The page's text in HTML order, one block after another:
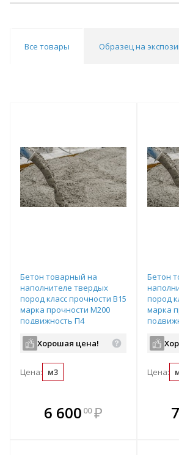
Все товары Образец на
Бетон товарный на
наполнителе твердых
пород класс прочности В15
марка прочности М200
подвижность П4
Хорошая цена!
Цена: м3
6 600 00 ₽
В
Бетон
пород
марка
Цена:
В комплекте
всегда выгоднее!